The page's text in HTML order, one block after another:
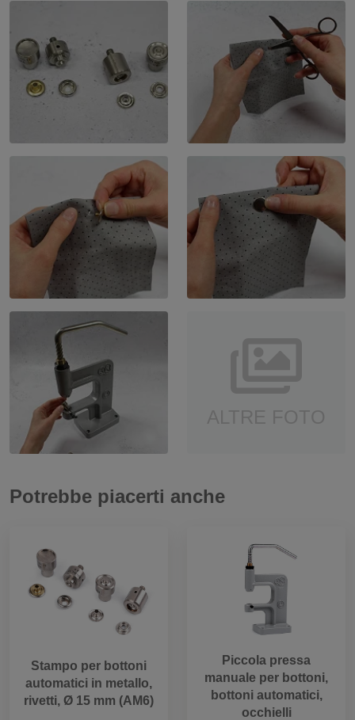
Potrebbe piacerti anche
Stampo per bottoni
automatici in metallo,
rivetti, Ø 15 mm (AM6)
Piccola pressa
manuale per bottoni,
bottoni automatici,
occhielli